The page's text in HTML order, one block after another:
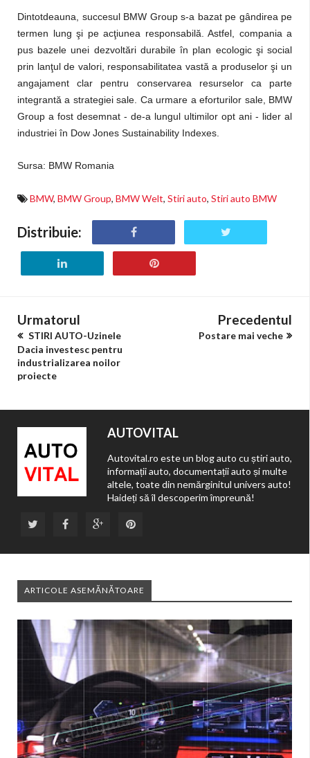
Dintotdeauna, succesul BMW Group s-a bazat pe gândirea pe
termen lung şi pe acţiunea responsabilă. Astfel, compania a
pus bazele unei dezvoltări durabile în plan ecologic şi social
prin lanţul de valori, responsabilitatea vastă a produselor şi un
angajament clar pentru conservarea resurselor ca parte
integrantă a strategiei sale. Ca urmare a eforturilor sale, BMW
Group a fost desemnat - de-a lungul ultimilor opt ani - lider al
industriei în Dow Jones Sustainability Indexes.
Sursa: BMW Romania
BMW, BMW Group, BMW Welt, Stiri auto, Stiri auto BMW
Distribuie:
Urmatorul
STIRI AUTO-Uzinele
Dacia investesc pentru
industrializarea noilor
proiecte
Precedentul
Postare mai veche
AUTOVITAL
Autovital.ro este un blog auto cu știri auto,
informații auto, documentații auto și multe
altele, toate din nemărginitul univers auto!
Haideți să îl descoperim împreună!
ARTICOLE ASEMĂNĂTOARE